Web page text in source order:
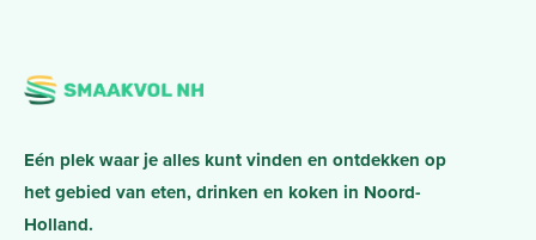
Eén plek waar je alles kunt vinden en ontdekken op
het gebied van eten, drinken en koken in Noord-
Holland.